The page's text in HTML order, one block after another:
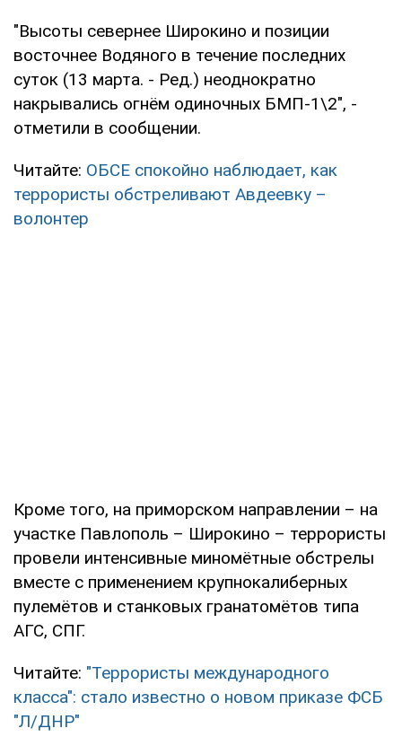
"Высоты севернее Широкино и позиции
восточнее Водяного в течение последних
суток (13 марта. - Ред.) неоднократно
накрывались огнём одиночных БМП-1\2", -
отметили в сообщении.
Читайте: ОБСЕ спокойно наблюдает, как
террористы обстреливают Авдеевку –
волонтер
Кроме того, на приморском направлении – на
участке Павлополь – Широкино – террористы
провели интенсивные миномётные обстрелы
вместе с применением крупнокалиберных
пулемётов и станковых гранатомётов типа
АГС, СПГ.
Читайте: "Террористы международного
класса": стало известно о новом приказе ФСБ
"Л/ДНР"